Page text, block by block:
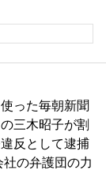
った毎朝新聞
三木昭子が割
反として逮捕
の弁護団の力